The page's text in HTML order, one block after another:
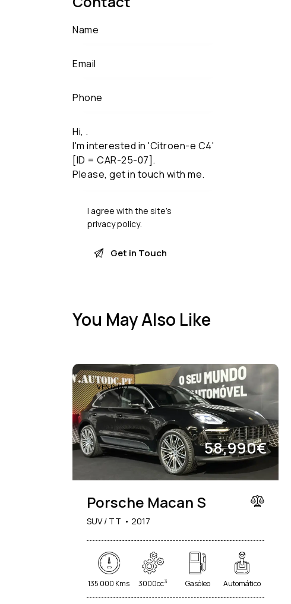
I agree with the site’s
privacy policy.
You May Also Like
VENDIDO
58,990€
Porsche Macan S
SUV / TT 2017
135 000 Kms 3000cc3 Gasóleo Automático